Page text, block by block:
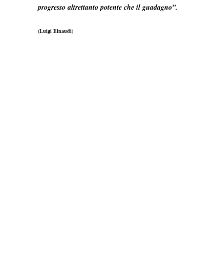
progresso altrettanto potente che il guadagno”.
(Luigi Einaudi)